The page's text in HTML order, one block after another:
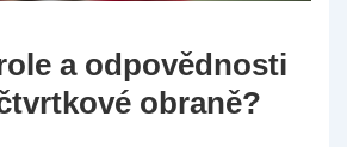
a odpovědnosti
obraně?